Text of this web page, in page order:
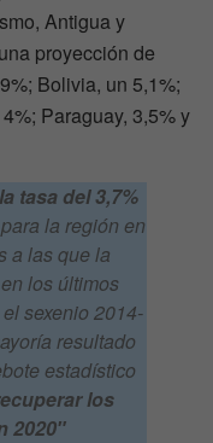
Antigua y
proyección de
Bolivia, un 5,1%;
Paraguay, 3,5% y
la tasa del 3,7%
la región en
a las que la
los últimos
sexenio 2014-
resultado
estadístico
los
2020″